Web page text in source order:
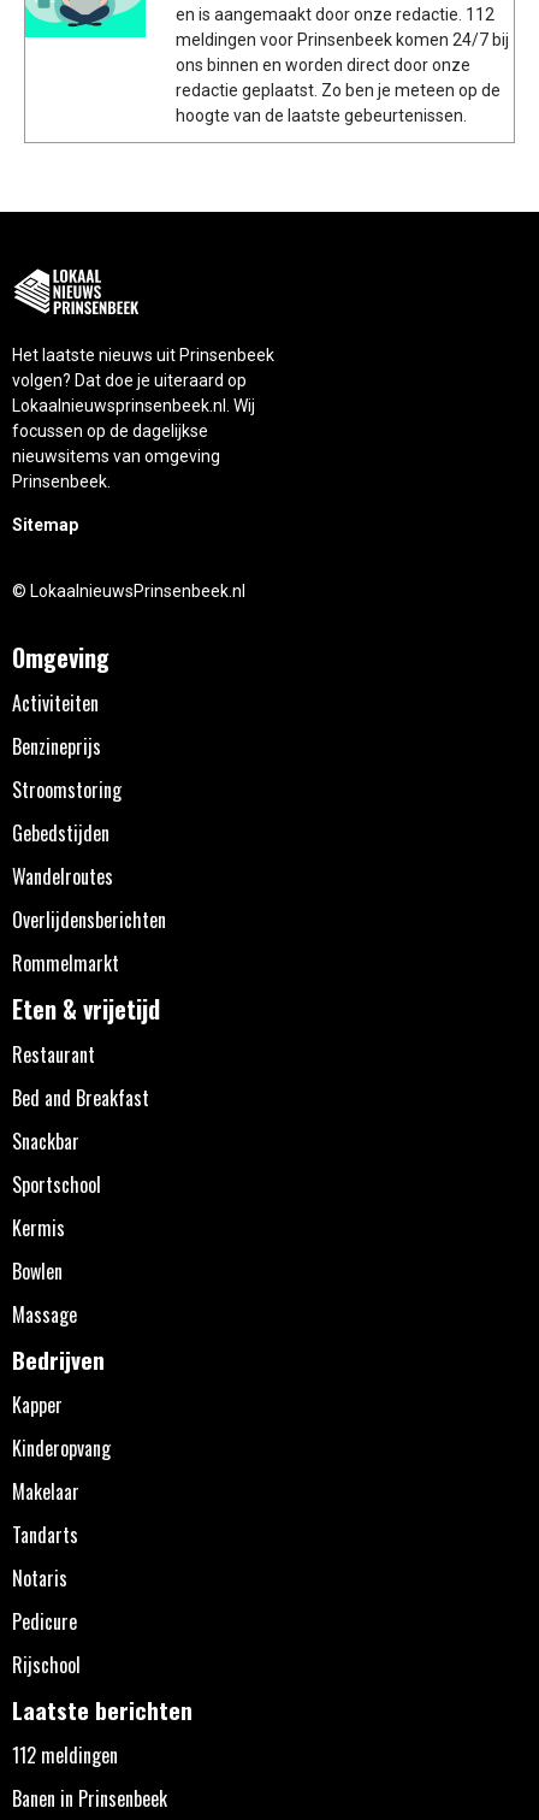
en is aangemaakt door onze redactie. 112
meldingen voor Prinsenbeek komen 24/7 bij
ons binnen en worden direct door onze
redactie geplaatst. Zo ben je meteen op de
hoogte van de laatste gebeurtenissen.
Het laatste nieuws uit Prinsenbeek
volgen? Dat doe je uiteraard op
Lokaalnieuwsprinsenbeek.nl. Wij
focussen op de dagelijkse
nieuwsitems van omgeving
Prinsenbeek.
Sitemap
© LokaalnieuwsPrinsenbeek.nl
Omgeving
Activiteiten
Benzineprijs
Stroomstoring
Gebedstijden
Wandelroutes
Overlijdensberichten
Rommelmarkt
Eten & vrijetijd
Restaurant
Bed and Breakfast
Snackbar
Sportschool
Kermis
Bowlen
Massage
Bedrijven
Kapper
Kinderopvang
Makelaar
Tandarts
Notaris
Pedicure
Rijschool
Laatste berichten
112 meldingen
Banen in Prinsenbeek